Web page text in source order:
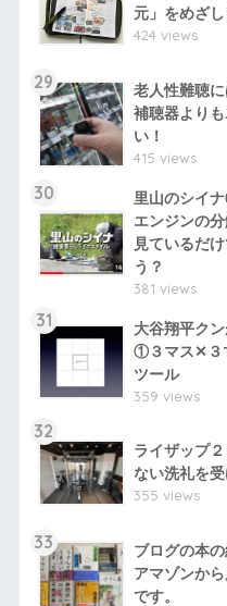
元」をめざし
424 views
29
老人性難聴
補聴器より
い！
415 views
30
里山のシイ
エンジンの
見ているだ
う？
381 views
31
大谷翔平ク
①３マス✕３
ツール
359 views
32
ライザップ
ない洗礼を受
355 views
33
ブログの本
アマゾンか
です。